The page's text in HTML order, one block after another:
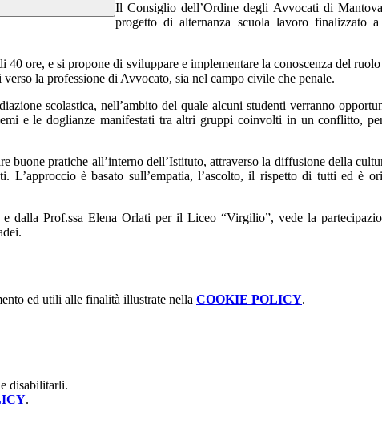
Il Consiglio dell’Ordine degli Avvocati di
progetto di alternanza scuola lavoro finalizzato
ore, e si propone di sviluppare e implementare la conoscenza del
la professione di Avvocato, sia nel campo civile che penale.
scolastica, nell’ambito del quale alcuni studenti verranno
e le doglianze manifestati tra altri gruppi coinvolti in un conflitto,
pratiche all’interno dell’Istituto, attraverso la diffusione della
L’approccio è basato sull’empatia, l’ascolto, il rispetto di tutti ed è
dalla Prof.ssa Elena Orlati per il Liceo “Virgilio”, vede la
ed utili alle finalità illustrate nella COOKIE POLICY.
disabilitarli.
.